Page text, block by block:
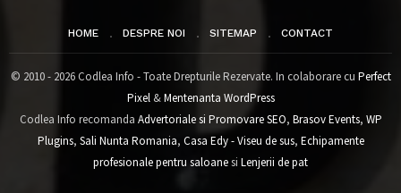
HOME DESPRE NOI SITEMAP CONTACT
© 2010 - 2026 Codlea Info - Toate Drepturile Rezervate. In colaborare cu Perfect
Pixel&Mentenanta WordPress
Codlea Info recomanda Advertoriale si Promovare SEO, Brasov Events, WP
Plugins, Sali Nunta Romania, Casa Edy - Viseu de sus, Echipamente
profesionale pentru saloanesi Lenjerii de pat